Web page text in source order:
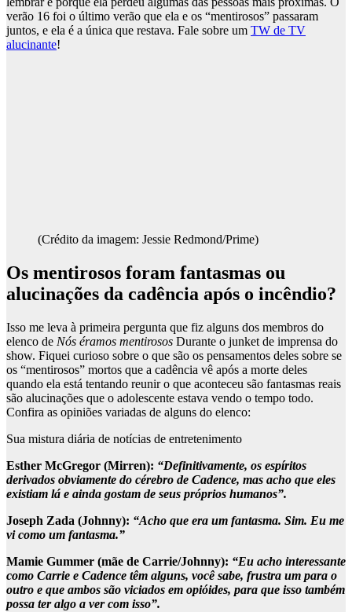
verão 16 foi o último verão que ela e os “mentirosos” passaram
juntos, e ela é a única que restava. Fale sobre um TW de TV
alucinante!
(Crédito da imagem: Jessie Redmond/Prime)
Os mentirosos foram fantasmas ou
alucinações da cadência após o incêndio?
Isso me leva à primeira pergunta que fiz alguns dos membros do
elenco de Nós éramos mentirosos Durante o junket de imprensa do
show. Fiquei curioso sobre o que são os pensamentos deles sobre se
os “mentirosos” mortos que a cadência vê após a morte deles
quando ela está tentando reunir o que aconteceu são fantasmas reais
são alucinações que o adolescente estava vendo o tempo todo.
Confira as opiniões variadas de alguns do elenco:
Sua mistura diária de notícias de entretenimento
Esther McGregor (Mirren): “Definitivamente, os espíritos
derivados obviamente do cérebro de Cadence, mas acho que eles
existiam lá e ainda gostam de seus próprios humanos”.
Joseph Zada ​​(Johnny): “Acho que era um fantasma. Sim. Eu me
vi como um fantasma.”
Mamie Gummer (mãe de Carrie/Johnny): “Eu acho interessante
como Carrie e Cadence têm alguns, você sabe, frustra um para o
outro e que ambos são viciados em opióides, para que isso também
possa ter algo a ver com isso”.